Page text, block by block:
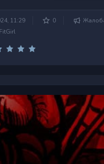
11:29 0
FitGirl